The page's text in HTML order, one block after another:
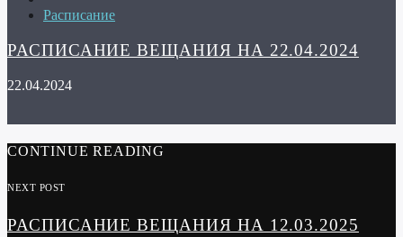
Расписание
РАСПИСАНИЕ ВЕЩАНИЯ НА 22.04.2024
22.04.2024
CONTINUE READING
NEXT POST
РАСПИСАНИЕ ВЕЩАНИЯ НА 12.03.2025